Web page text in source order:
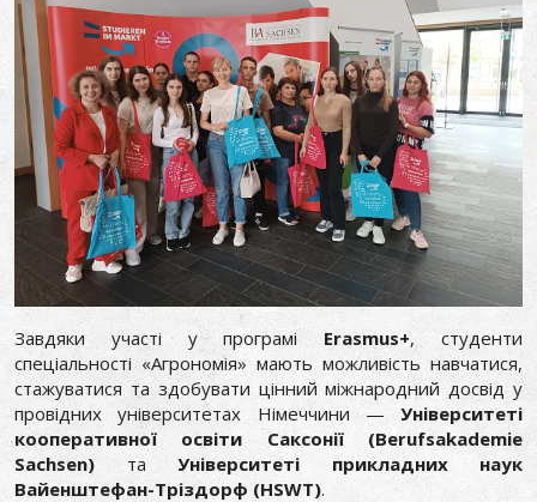
Завдяки участі у програмі Erasmus+, студенти
спеціальності «Агрономія» мають можливість навчатися,
стажуватися та здобувати цінний міжнародний досвід у
провідних університетах Німеччини — Університеті
кооперативної освіти Саксонії (Berufsakademie
Sachsen) та Університеті прикладних наук
Вайенштефан-Тріздорф (HSWT).